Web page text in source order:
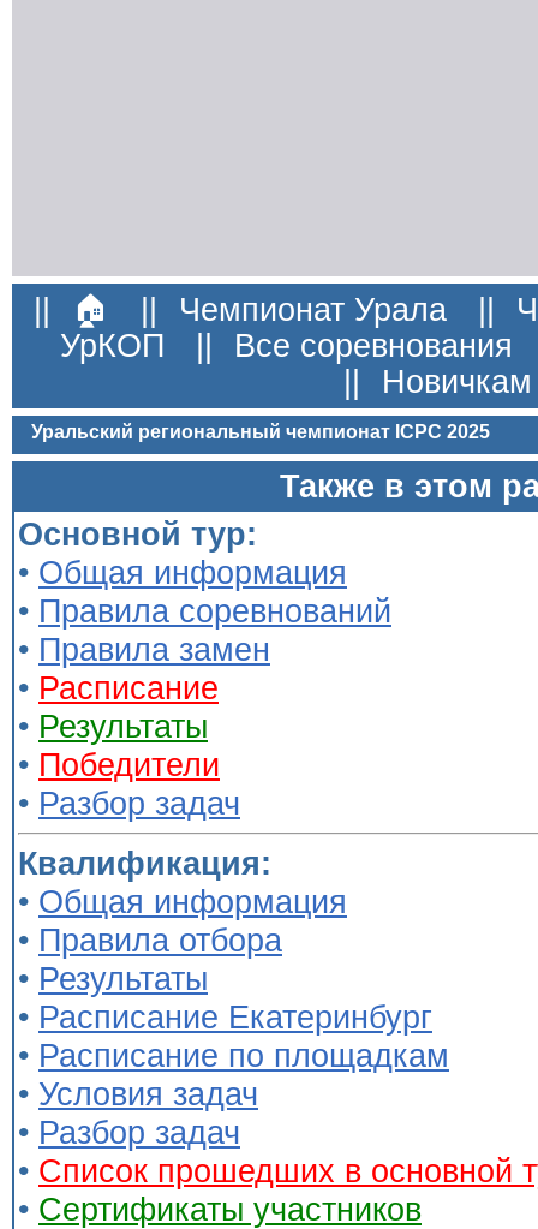
|| 🏠 || Чемпионат Урала ||
УрКОП
|| Все соревнования
||
Новичкам
Уральский региональный чемпионат ICPC 2025
Также в этом
Основной тур:
• Общая информация
• Правила соревнований
• Правила замен
• Расписание
• Результаты
• Победители
• Разбор задач
Квалификация:
• Общая информация
• Правила отбора
• Результаты
• Расписание Екатеринбург
• Расписание по площадкам
• Условия задач
• Разбор задач
• Список прошедших в основной
• Сертификаты участников